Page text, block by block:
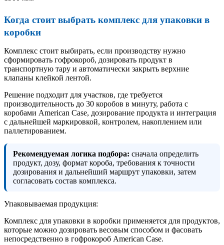
Когда стоит выбрать комплекс для упаковки в
коробки
Комплекс стоит выбирать, если производству нужно
сформировать гофрокороб, дозировать продукт в
транспортную тару и автоматически закрыть верхние
клапаны клейкой лентой.
Решение подходит для участков, где требуется
производительность до 30 коробов в минуту, работа с
коробами American Case, дозирование продукта и интеграция
с дальнейшей маркировкой, контролем, накоплением или
паллетированием.
Рекомендуемая логика подбора: сначала определить
продукт, дозу, формат короба, требования к точности
дозирования и дальнейший маршрут упаковки, затем
согласовать состав комплекса.
Упаковываемая продукция:
Комплекс для упаковки в коробки применяется для продуктов,
которые можно дозировать весовым способом и фасовать
непосредственно в гофрокороб American Case.